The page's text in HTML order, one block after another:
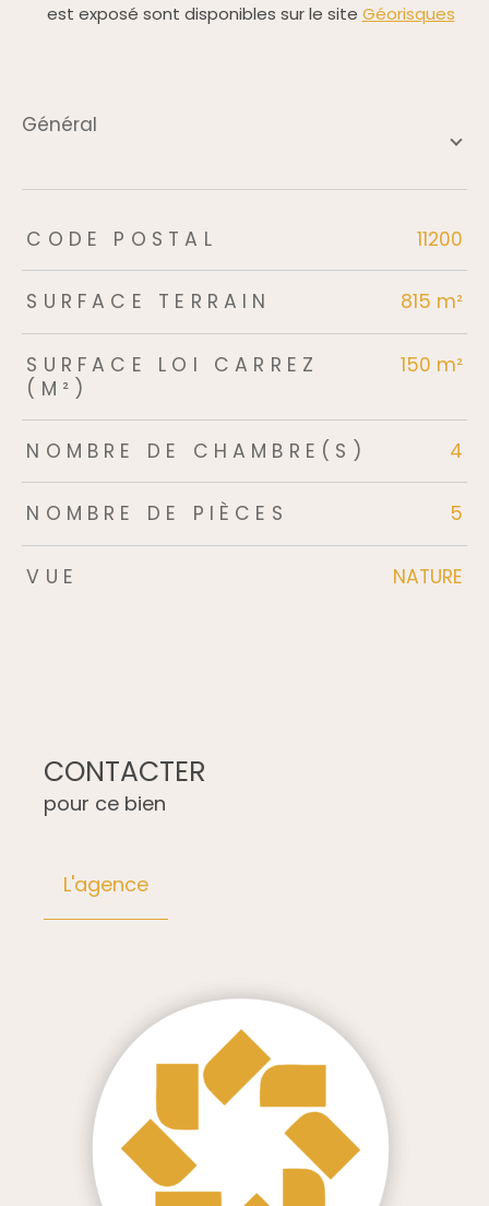
est exposé sont disponibles sur le site Géorisques
général
TRAD_ZEPHYR_Caracteristique TRAD_ZEPHYR_Valeurs
CODE POSTAL 11200
SURFACE TERRAIN 815 m²
SURFACE LOI CARREZ
(M²)
150 m²
NOMBRE DE CHAMBRE(S) 4
NOMBRE DE PIÈCES 5
VUE NATURE
CONTACTER
pour ce bien
L'agence